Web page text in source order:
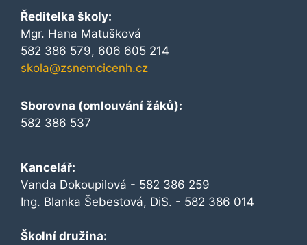
Ředitelka školy:
Mgr. Hana Matušková
582 386 579, 606 605 214
skola@zsnemcicenh.cz
Sborovna (omlouvání žáků):
582 386 537
Kancelář:
Vanda Dokoupilová - 582 386 259
Ing. Blanka Šebestová, DiS. - 582 386 014
Školní družina: